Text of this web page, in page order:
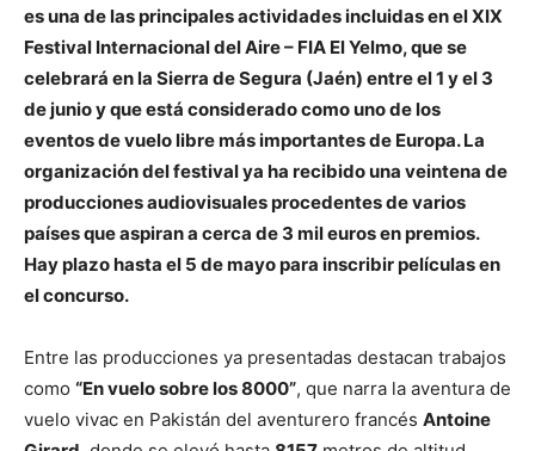
es una de las principales actividades incluidas en el XIX
Festival Internacional del Aire – FIA El Yelmo, que se
celebrará en la Sierra de Segura (Jaén) entre el 1 y el 3
de junio y que está considerado como uno de los
eventos de vuelo libre más importantes de Europa. La
organización del festival ya ha recibido una veintena de
producciones audiovisuales procedentes de varios
países que aspiran a cerca de 3 mil euros en premios.
Hay plazo hasta el 5 de mayo para inscribir películas en
el concurso.
Entre las producciones ya presentadas destacan trabajos
como “En vuelo sobre los 8000”, que narra la aventura de
vuelo vivac en Pakistán del aventurero francés Antoine